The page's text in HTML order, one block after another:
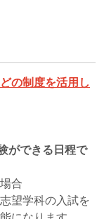
の制度を活用し
ができる日程で
合
望学科の入試を